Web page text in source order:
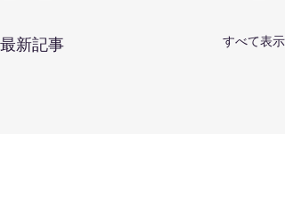
最新記事 すべて表示